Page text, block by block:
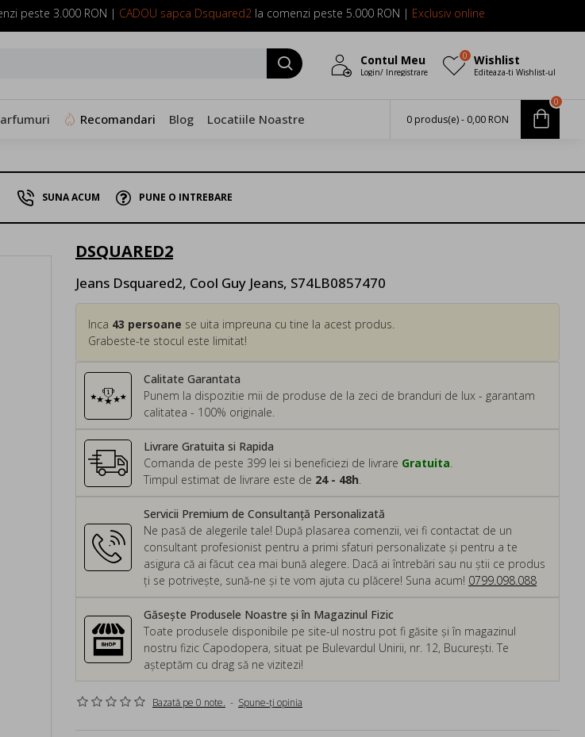
peste 3.000 RON | CADOU sapca Dsquared2la comenzi peste 5.000 RON | Exclusiv online
SUNA ACUM: 0799 098 088
Contul Meu
Login/ Inregistrare
Wishlist
Editeaza-ti Wishlist-ul
0
Recomandari Blog Locatiile Noastre 0 produs(e) - 0,00 RON
0
SUNA ACUM PUNE O INTREBARE
DSQUARED2
Jeans Dsquared2, Cool Guy Jeans, S74LB0857470
Calitate Garantata
Punem la dispozitie mii de produse de la zeci de branduri de lux - garantam
calitatea - 100% originale.
Inca 43 persoane se uita impreuna cu tine la acest produs.
Grabeste-te stocul este limitat!
Servicii Premium de Consultanță Personalizată
Ne pasă de alegerile tale! După plasarea comenzii, vei fi contactat de un
consultant profesionist pentru a primi sfaturi personalizate și pentru a te
asigura că ai făcut cea mai bună alegere. Dacă ai întrebări sau nu știi ce produs
ți se potrivește, sună-ne și te vom ajuta cu plăcere! Suna acum! 0799.098.088
Livrare Gratuita si Rapida
Comanda de peste 399 lei si beneficiezi de livrare Gratuita.
Timpul estimat de livrare este de 24 - 48h.
Găsește Produsele Noastre și în Magazinul Fizic
Toate produsele disponibile pe site-ul nostru pot fi găsite și în magazinul
nostru fizic Capodopera, situat pe Bulevardul Unirii, nr. 12, București. Te
așteptăm cu drag să ne vizitezi!
Bazată pe 0 note. - Spune-ţi opinia